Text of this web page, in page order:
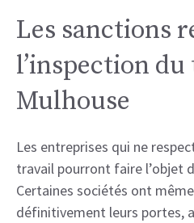
Les sanctions
l’inspection
Mulhouse
Les entreprises qui ne
travail pourront faire l’objet
Certaines sociétés ont
définitivement leurs portes,